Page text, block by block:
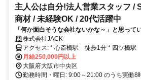
主人公は自分!法人営業スタッフ /
商材 / 未経験OK / 20代活躍中
「何か面白そうな会社ないかな～」と思って
い会社あります！
株式会社JACK
アクセス: * 心斎橋駅 徒歩1分 * 四ツ橋駅 徒歩6分 * 長堀橋駅 徒歩
10分 * 西大橋駅 徒歩10分 * 大阪難波駅
月給250,000円以上
大阪府大阪市中央区
勤務時間・曜日: 9:00～21:00 のうち実働8